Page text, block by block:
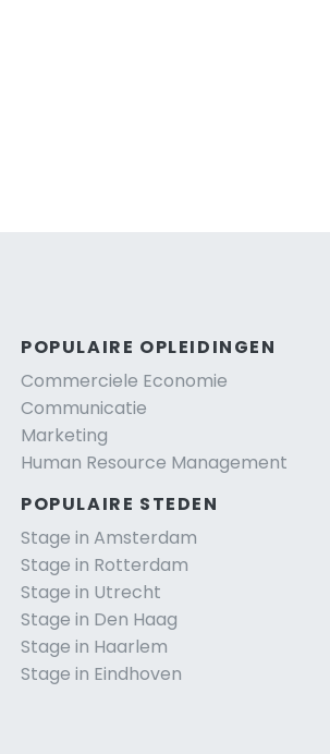
POPULAIRE OPLEIDINGEN
Commerciele Economie
Communicatie
Marketing
Human Resource Management
POPULAIRE STEDEN
Stage in Amsterdam
Stage in Rotterdam
Stage in Utrecht
Stage in Den Haag
Stage in Haarlem
Stage in Eindhoven